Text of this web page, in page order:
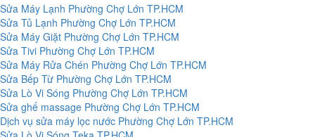
Sửa Máy Lạnh Phường Chợ Lớn TP.HCM
Sửa Tủ Lạnh Phường Chợ Lớn TP.HCM
Sửa Máy Giặt Phường Chợ Lớn TP.HCM
Sửa Tivi Phường Chợ Lớn TP.HCM
Sửa Máy Rửa Chén Phường Chợ Lớn TP.HCM
Sửa Bếp Từ Phường Chợ Lớn TP.HCM
Sửa Lò Vi Sóng Phường Chợ Lớn TP.HCM
Sửa ghế massage Phường Chợ Lớn TP.HCM
Dịch vụ sửa máy lọc nước Phường Chợ Lớn TP.HCM